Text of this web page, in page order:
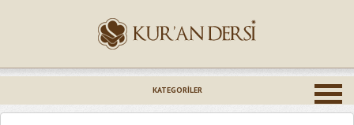
KATEGORILER